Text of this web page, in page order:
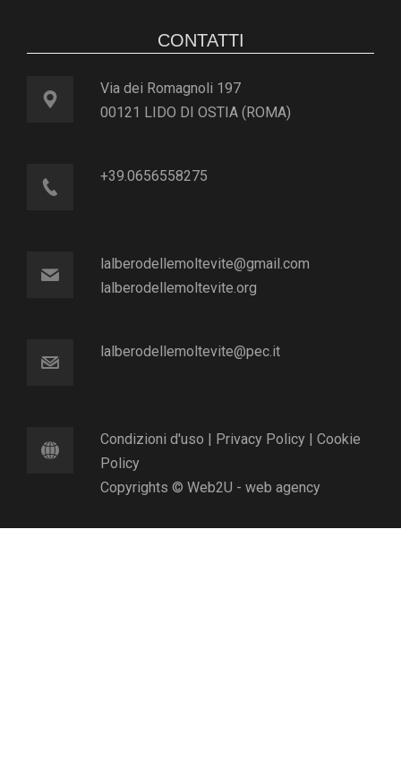
CONTATTI
Via dei Romagnoli 197
00121 LIDO DI OSTIA (ROMA)
+39.0656558275
lalberodellemoltevite@gmail.com
lalberodellemoltevite.org
lalberodellemoltevite@pec.it
Condizioni d'uso | Privacy Policy | Cookie
Policy
Copyrights © Web2U - web agency